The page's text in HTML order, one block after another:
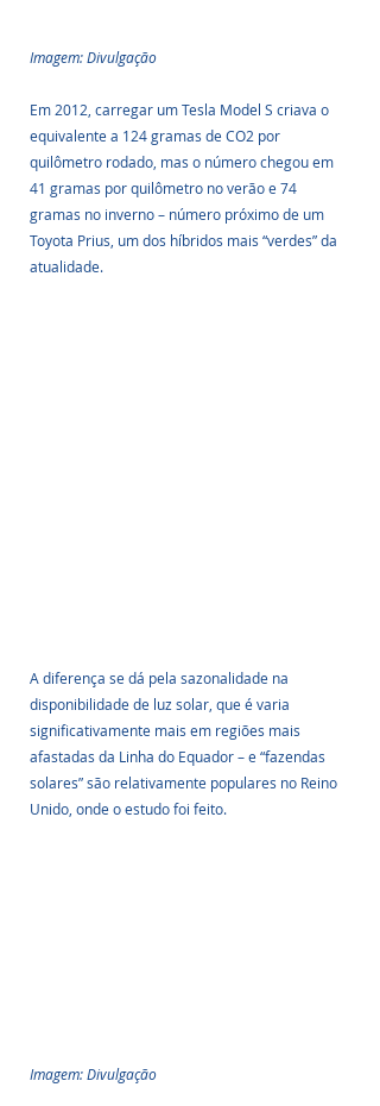
Imagem: Divulgação
Em 2012, carregar um Tesla Model S criava o
equivalente a 124 gramas de CO2 por
quilômetro rodado, mas o número chegou em
41 gramas por quilômetro no verão e 74
gramas no inverno – número próximo de um
Toyota Prius, um dos híbridos mais “verdes” da
atualidade.
A diferença se dá pela sazonalidade na
disponibilidade de luz solar, que é varia
significativamente mais em regiões mais
afastadas da Linha do Equador – e “fazendas
solares” são relativamente populares no Reino
Unido, onde o estudo foi feito.
Imagem: Divulgação